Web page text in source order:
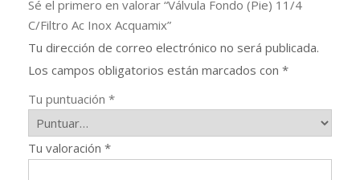
Sé el primero en valorar “Válvula Fondo (Pie) 11/4
C/Filtro Ac Inox Acquamix”
Tu dirección de correo electrónico no será publicada.
Los campos obligatorios están marcados con *
Tu puntuación *
Tu valoración *